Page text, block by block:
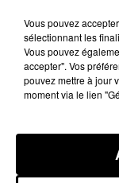
23 juin 2025 - 4
LES INFOS
Vous pouvez
sélectionnant les
Vous pouvez
accepter". Vos
pouvez mettre à jour
moment via le lien